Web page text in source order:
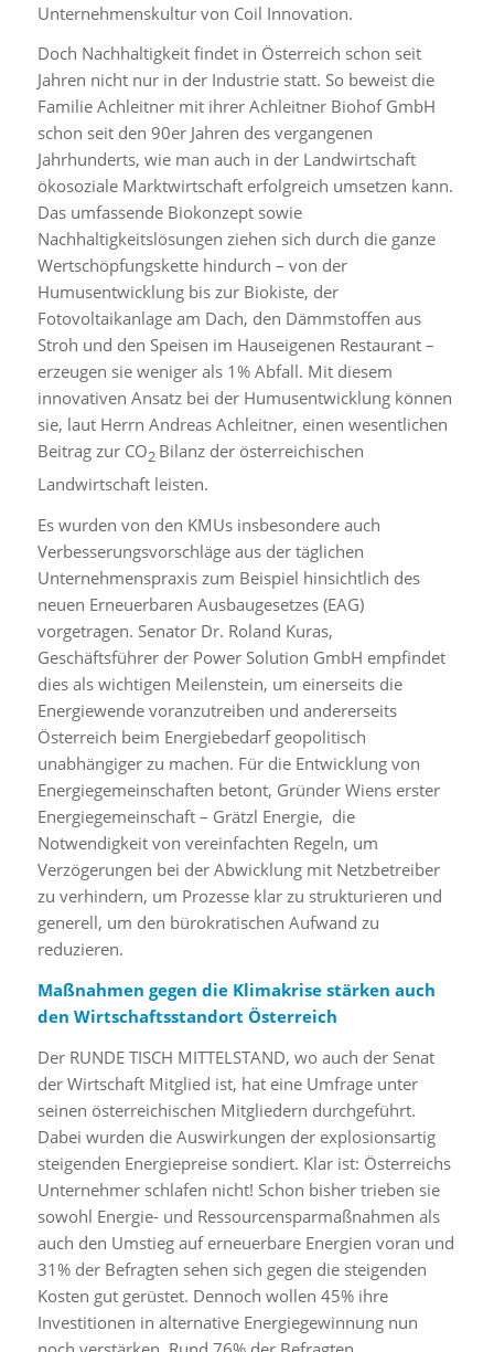
Unternehmenskultur von Coil Innovation.
Doch Nachhaltigkeit findet in Österreich schon seit
Jahren nicht nur in der Industrie statt. So beweist die
Familie Achleitner mit ihrer Achleitner Biohof GmbH
schon seit den 90er Jahren des vergangenen
Jahrhunderts, wie man auch in der Landwirtschaft
ökosoziale Marktwirtschaft erfolgreich umsetzen kann.
Das umfassende Biokonzept sowie
Nachhaltigkeitslösungen ziehen sich durch die ganze
Wertschöpfungskette hindurch – von der
Humusentwicklung bis zur Biokiste, der
Fotovoltaikanlage am Dach, den Dämmstoffen aus
Stroh und den Speisen im Hauseigenen Restaurant –
erzeugen sie weniger als 1% Abfall. Mit diesem
innovativen Ansatz bei der Humusentwicklung können
sie, laut Herrn Andreas Achleitner, einen wesentlichen
Beitrag zur CO2 Bilanz der österreichischen
Landwirtschaft leisten.
Es wurden von den KMUs insbesondere auch
Verbesserungsvorschläge aus der täglichen
Unternehmenspraxis zum Beispiel hinsichtlich des
neuen Erneuerbaren Ausbaugesetzes (EAG)
vorgetragen. Senator Dr. Roland Kuras,
Geschäftsführer der Power Solution GmbH empfindet
dies als wichtigen Meilenstein, um einerseits die
Energiewende voranzutreiben und andererseits
Österreich beim Energiebedarf geopolitisch
unabhängiger zu machen. Für die Entwicklung von
Energiegemeinschaften betont, Gründer Wiens erster
Energiegemeinschaft – Grätzl Energie, die
Notwendigkeit von vereinfachten Regeln, um
Verzögerungen bei der Abwicklung mit Netzbetreiber
zu verhindern, um Prozesse klar zu strukturieren und
generell, um den bürokratischen Aufwand zu
reduzieren.
Maßnahmen gegen die Klimakrise stärken auch
den Wirtschaftsstandort Österreich
Der RUNDE TISCH MITTELSTAND, wo auch der Senat
der Wirtschaft Mitglied ist, hat eine Umfrage unter
seinen österreichischen Mitgliedern durchgeführt.
Dabei wurden die Auswirkungen der explosionsartig
steigenden Energiepreise sondiert. Klar ist: Österreichs
Unternehmer schlafen nicht! Schon bisher trieben sie
sowohl Energie- und Ressourcensparmaßnahmen als
auch den Umstieg auf erneuerbare Energien voran und
31% der Befragten sehen sich gegen die steigenden
Kosten gut gerüstet. Dennoch wollen 45% ihre
Investitionen in alternative Energiegewinnung nun